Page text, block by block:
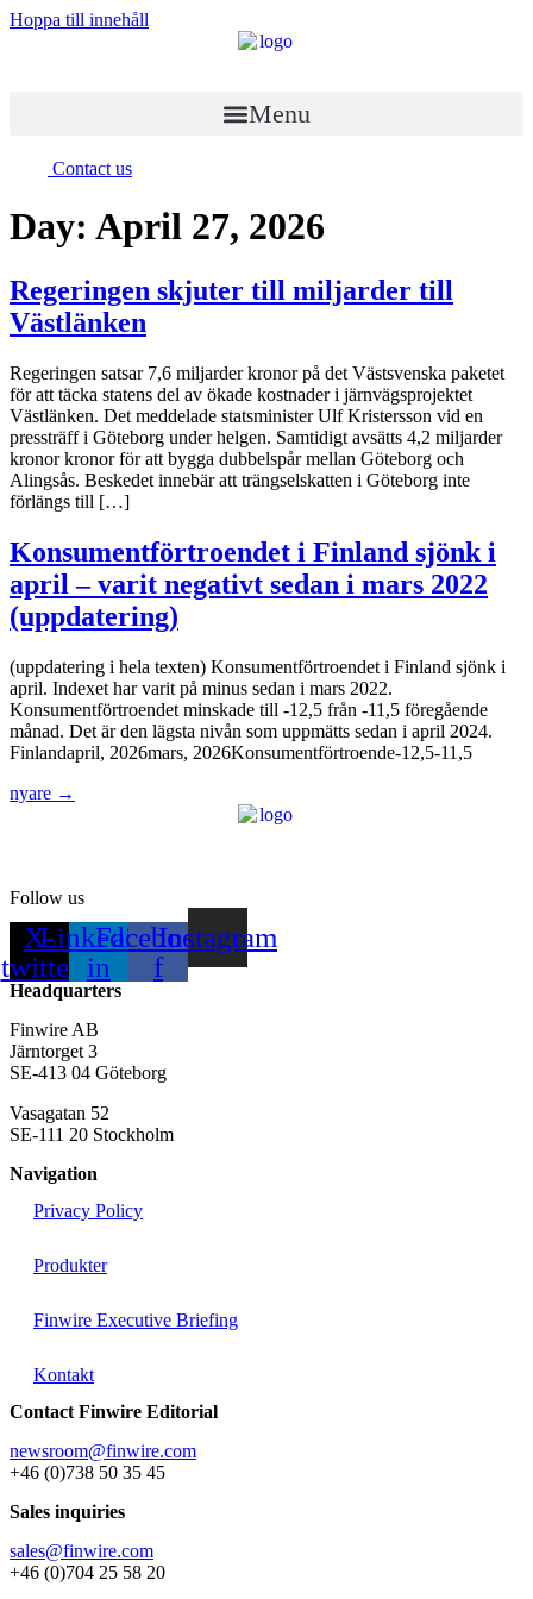
Hoppa till innehåll
Menu
Contact us
Day: April 27, 2026
Regeringen skjuter till miljarder till
Västlänken
Regeringen satsar 7,6 miljarder kronor på det Västsvenska paketet
för att täcka statens del av ökade kostnader i järnvägsprojektet
Västlänken. Det meddelade statsminister Ulf Kristersson vid en
pressträff i Göteborg under helgen. Samtidigt avsätts 4,2 miljarder
kronor kronor för att bygga dubbelspår mellan Göteborg och
Alingsås. Beskedet innebär att trängselskatten i Göteborg inte
förlängs till […]
Konsumentförtroendet i Finland sjönk i
april – varit negativt sedan i mars 2022
(uppdatering)
(uppdatering i hela texten) Konsumentförtroendet i Finland sjönk i
april. Indexet har varit på minus sedan i mars 2022.
Konsumentförtroendet minskade till -12,5 från -11,5 föregående
månad. Det är den lägsta nivån som uppmätts sedan i april 2024.
Finlandapril, 2026mars, 2026Konsumentförtroende-12,5-11,5
nyare →
Follow us
X-
twitter
Linkedin-
in
Facebook-
f
Instagram
Headquarters
Finwire AB
Järntorget 3
SE-413 04 Göteborg
Vasagatan 52
SE-111 20 Stockholm
Navigation
Privacy Policy
Produkter
Finwire Executive Briefing
Kontakt
Contact Finwire Editorial
newsroom@finwire.com
+46 (0)738 50 35 45
Sales inquiries
sales@finwire.com
+46 (0)704 25 58 20